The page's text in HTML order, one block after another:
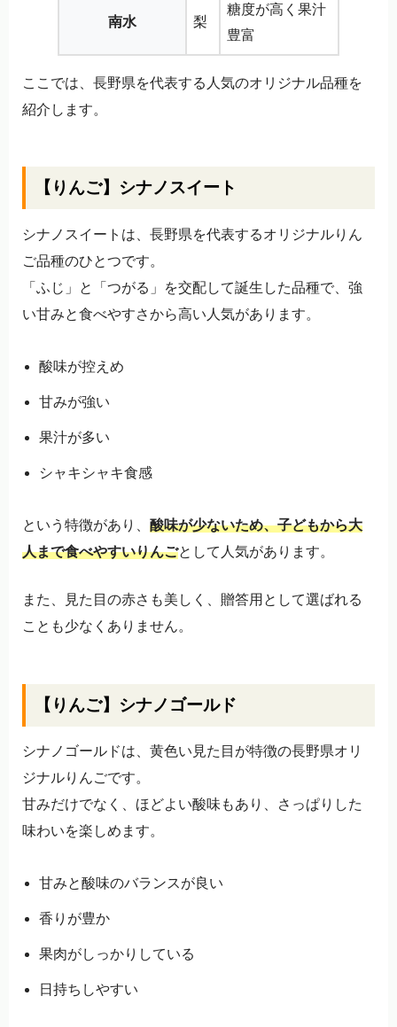
南水 梨
糖度が高く果汁
豊富
ここでは、長野県を代表する人気のオリジナル品種を
紹介します。
【りんご】シナノスイート
シナノスイートは、長野県を代表するオリジナルりん
ご品種のひとつです。
「ふじ」と「つがる」を交配して誕生した品種で、強
い甘みと食べやすさから高い人気があります。
酸味が控えめ
甘みが強い
果汁が多い
シャキシャキ食感
という特徴があり、 酸味が少ないため、子どもから大
人まで食べやすいりんごとして人気があります。
また、見た目の赤さも美しく、贈答用として選ばれる
ことも少なくありません。
【りんご】シナノゴールド
シナノゴールドは、黄色い見た目が特徴の長野県オリ
ジナルりんごです。
甘みだけでなく、ほどよい酸味もあり、さっぱりした
味わいを楽しめます。
甘みと酸味のバランスが良い
香りが豊か
果肉がしっかりしている
日持ちしやすい